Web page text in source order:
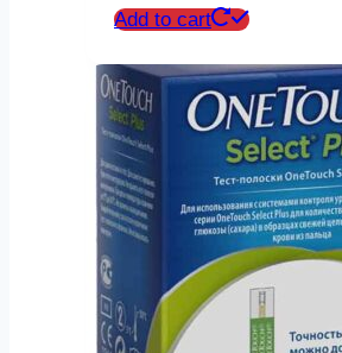
Add to cart